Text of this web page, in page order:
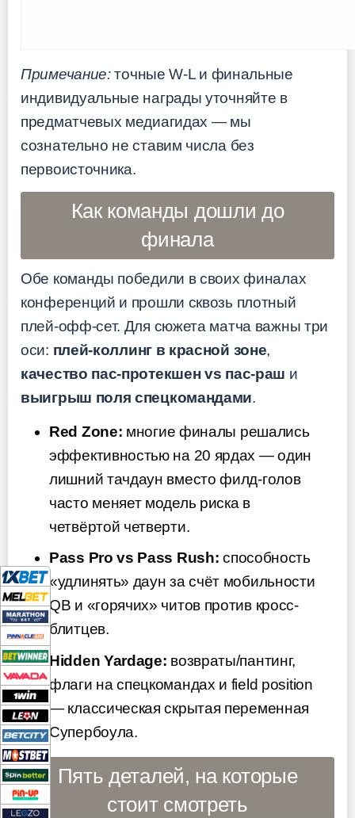
Примечание:точные W-L и финальные
индивидуальные награды уточняйте в
предматчевых медиагидах — мы
сознательно не ставим числа без
первоисточника.
Как команды дошли до
финала
Обе команды победили в своих финалах
конференций и прошли сквозь плотный
плей-офф-сет. Для сюжета матча важны три
оси: плей-коллинг в красной зоне,
качество пас-протекшен vs пас-раш и
выигрыш поля спецкомандами.
Red Zone: многие финалы решались
эффективностью на 20 ярдах — один
лишний тачдаун вместо филд-голов
часто меняет модель риска в
четвёртой четверти.
Pass Pro vs Pass Rush: способность
«удлинять» даун за счёт мобильности
QB и «горячих» читов против кросс-
блитцев.
Hidden Yardage: возвраты/пантинг,
флаги на спецкомандах и field position
— классическая скрытая переменная
Супербоула.
Пять деталей, на которые
стоит смотреть